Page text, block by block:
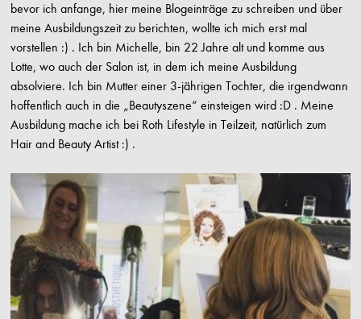
bevor ich anfange, hier meine Blogeinträge zu schreiben und über
meine Ausbildungszeit zu berichten, wollte ich mich erst mal
vorstellen :) . Ich bin Michelle, bin 22 Jahre alt und komme aus
Lotte, wo auch der Salon ist, in dem ich meine Ausbildung
absolviere. Ich bin Mutter einer 3-jährigen Tochter, die irgendwann
hoffentlich auch in die „Beautyszene“ einsteigen wird :D . Meine
Ausbildung mache ich bei Roth Lifestyle in Teilzeit, natürlich zum
Hair and Beauty Artist :) .